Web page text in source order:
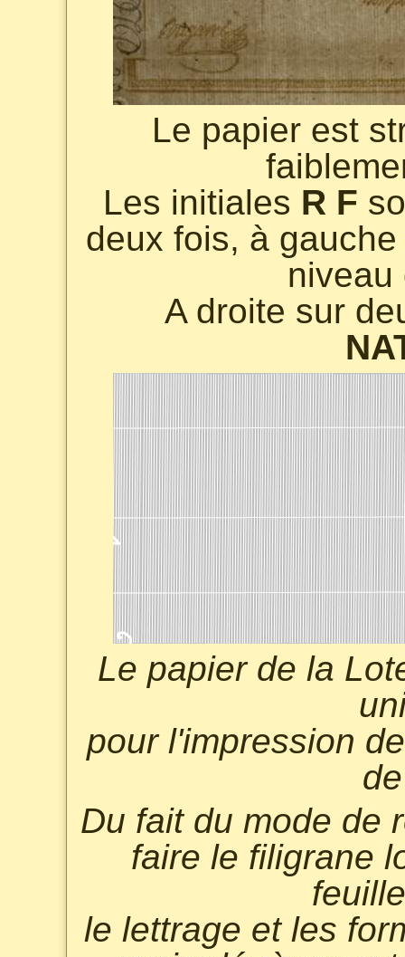
Le papier est
Les initiales R F
deux fois, à
niveau
A droite sur
Le papier de la
pour l'impression
Du fait du mode de
faire le filigrane
le lettrage et les